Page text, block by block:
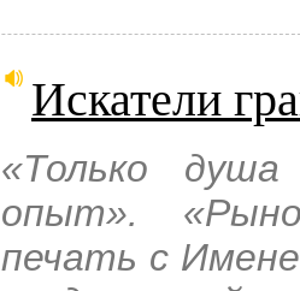
Искатели
«Только душа
опыт».
печать с